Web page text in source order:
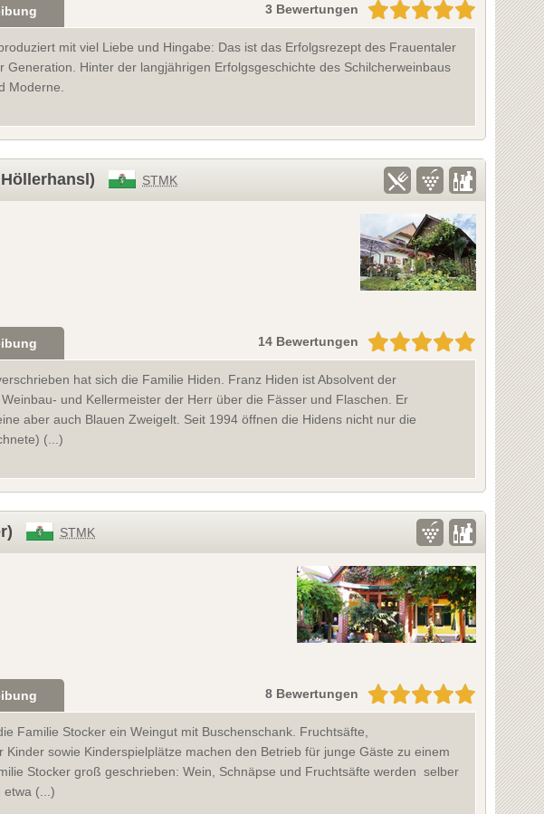
3 Bewertungen
mit viel Liebe und Hingabe: Das ist das Erfolgsrezept des Frauentaler
Generation. Hinter der langjährigen Erfolgsgeschichte des Schilcherweinbaus
Moderne.
STMK
14 Bewertungen
hat sich die Familie Hiden. Franz Hiden ist Absolvent der
und Kellermeister der Herr über die Fässer und Flaschen. Er
aber auch Blauen Zweigelt. Seit 1994 öffnen die Hidens nicht nur die
(...)
STMK
8 Bewertungen
Familie Stocker ein Weingut mit Buschenschank. Fruchtsäfte,
Kinder sowie Kinderspielplätze machen den Betrieb für junge Gäste zu einem
Stocker groß geschrieben: Wein, Schnäpse und Fruchtsäfte werden selber
etwa (...)